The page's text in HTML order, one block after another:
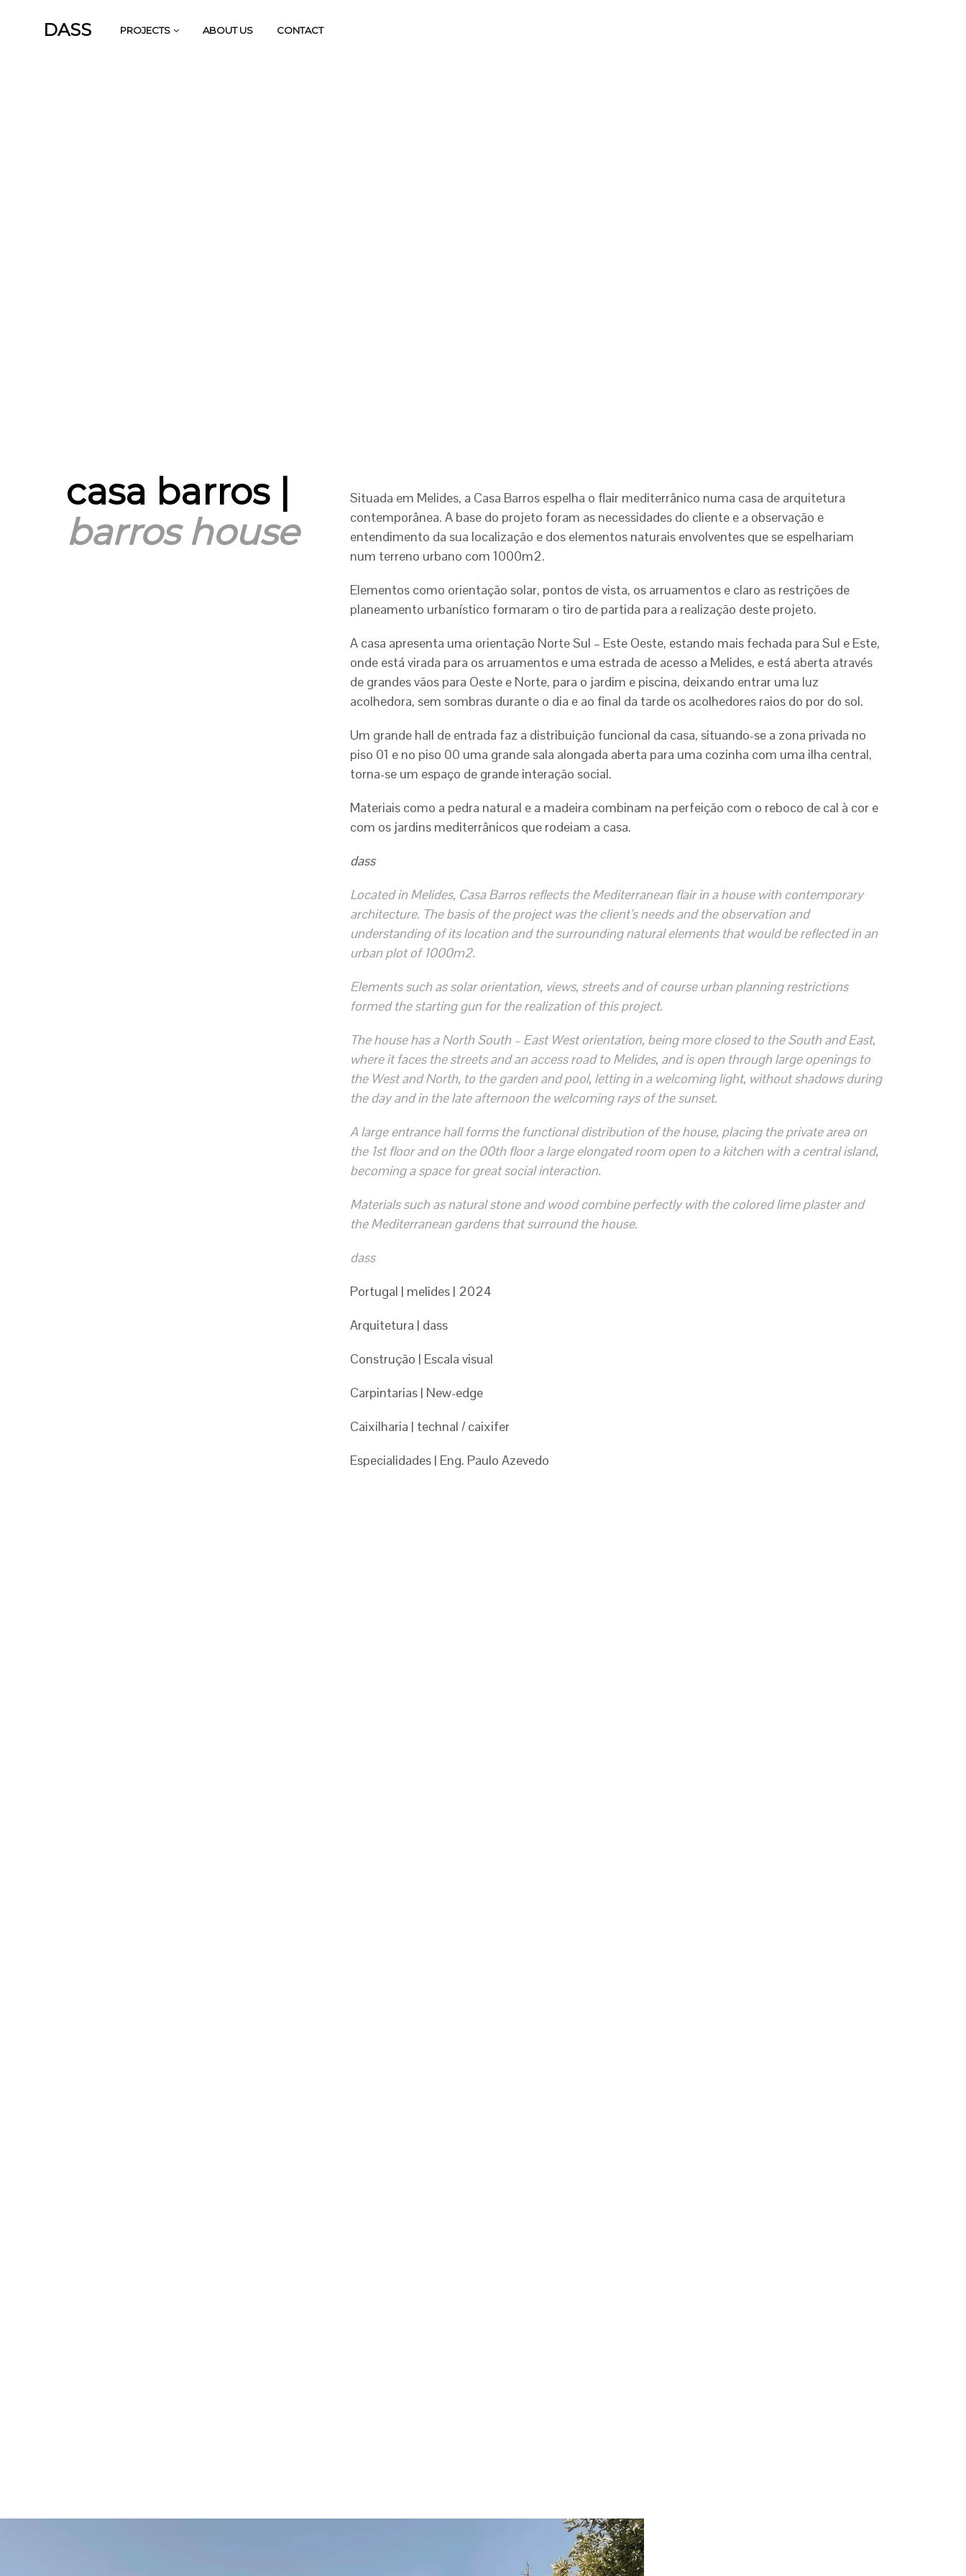
DASS PROJECTS ABOUT US CONTACT
casa barros |
barros house
Situada em Melides, a Casa Barros espelha o flair mediterrânico numa casa de arquitetura
contemporânea. A base do projeto foram as necessidades do cliente e a observação e
entendimento da sua localização e dos elementos naturais envolventes que se espelhariam
num terreno urbano com 1000m2.
Elementos como orientação solar, pontos de vista, os arruamentos e claro as restrições de
planeamento urbanístico formaram o tiro de partida para a realização deste projeto.
A casa apresenta uma orientação Norte Sul – Este Oeste, estando mais fechada para Sul e Este,
onde está virada para os arruamentos e uma estrada de acesso a Melides, e está aberta através
de grandes vãos para Oeste e Norte, para o jardim e piscina, deixando entrar uma luz
acolhedora, sem sombras durante o dia e ao final da tarde os acolhedores raios do por do sol.
Um grande hall de entrada faz a distribuição funcional da casa, situando-se a zona privada no
piso 01 e no piso 00 uma grande sala alongada aberta para uma cozinha com uma ilha central,
torna-se um espaço de grande interação social.
Materiais como a pedra natural e a madeira combinam na perfeição com o reboco de cal à cor e
com os jardins mediterrânicos que rodeiam a casa.
dass
Located in Melides, Casa Barros reflects the Mediterranean flair in a house with contemporary
architecture. The basis of the project was the client’s needs and the observation and
understanding of its location and the surrounding natural elements that would be reflected in an
urban plot of 1000m2.
Elements such as solar orientation, views, streets and of course urban planning restrictions
formed the starting gun for the realization of this project.
The house has a North South – East West orientation, being more closed to the South and East,
where it faces the streets and an access road to Melides, and is open through large openings to
the West and North, to the garden and pool, letting in a welcoming light, without shadows during
the day and in the late afternoon the welcoming rays of the sunset.
A large entrance hall forms the functional distribution of the house, placing the private area on
the 1st floor and on the 00th floor a large elongated room open to a kitchen with a central island,
becoming a space for great social interaction.
Materials such as natural stone and wood combine perfectly with the colored lime plaster and
the Mediterranean gardens that surround the house.
dass
Portugal | melides | 2024
Arquitetura | dass
Construção | Escala visual
Carpintarias | New-edge
Caixilharia | technal / caixifer
Especialidades | Eng. Paulo Azevedo